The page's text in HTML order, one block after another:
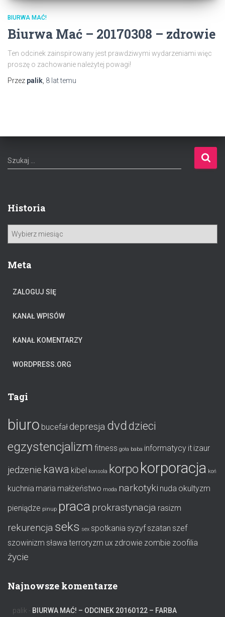
BIURWA MAĆ!
Biurwa Mać – 20170308 – zdrowie
Ten odcinek zainspirowany jest prawdziwymi wydarzeniami więc
proszę o zachowanie należytej powagi!
Przez palik, 8 lattemu
S
z
j
:
Szukaj …
Historia
H
tMeta
ZALOGUJ SIĘ
KANAŁ WPISÓW
KANAŁ KOMENTARZY
WORDPRESS.ORG
Tagi
biuro bucefał depresja dvddzieci
egzystencjalizm fitness goła baba informatycy it izaur
jedzenie kawa kibel konsola korpo korporacja koń
kuchnia maria małżeństwo moda narkotyki nuda okultyzm
pieniądze pinup praca prokrastynacja rasizm
rekurencja seks sex spotkania syzyf szatan szef
szowinizm sława terroryzm ux zdrowie zombie zoofilia
życie
Najnowsze komentarze
palik - BIURWA MAĆ! – ODCINEK 20160122 – FARBA